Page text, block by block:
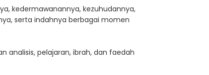
kedermawanannya, kezuhudannya,
serta indahnya berbagai momen
analisis, pelajaran, ibrah, dan faedah